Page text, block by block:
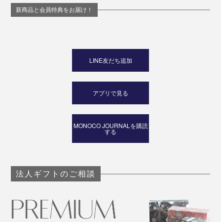
新商品と会員特典をお届け！
LINE友だち追加
アプリで見る
MONOCO JOURNALを購読
する
法人ギフトのご相談